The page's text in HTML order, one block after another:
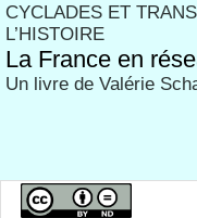
CYCLADES ET
L’HISTOIRE
La France en
Un livre de Valérie